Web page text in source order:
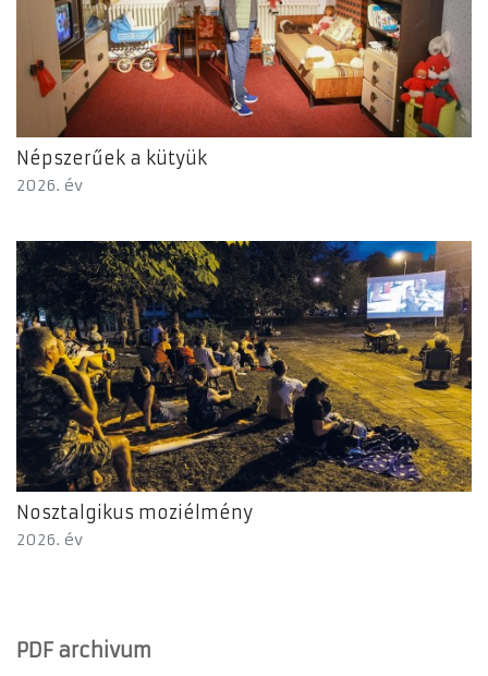
Népszerűek a kütyük
2026. év
Nosztalgikus moziélmény
2026. év
PDF archivum